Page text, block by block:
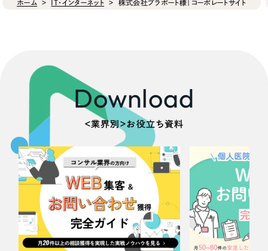
ホーム IT・インターネット 株式会社プラポート様｜コーポレートサイト
Download
＜業界別＞お役立ち資料